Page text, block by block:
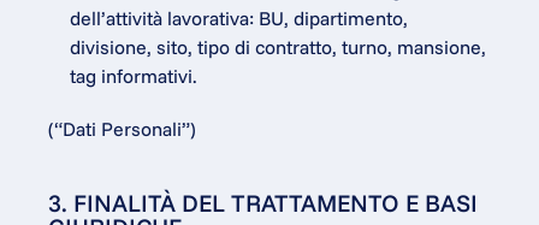
dell’attività lavorativa: BU, dipartimento,
divisione, sito, tipo di contratto, turno, mansione,
tag informativi.
(“Dati Personali”)
3. FINALITÀ DEL TRATTAMENTO E BASI